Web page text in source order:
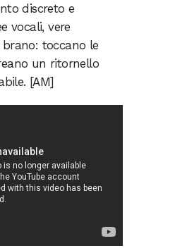
discreto e
vocali, vere
toccano le
un ritornello
[AM]